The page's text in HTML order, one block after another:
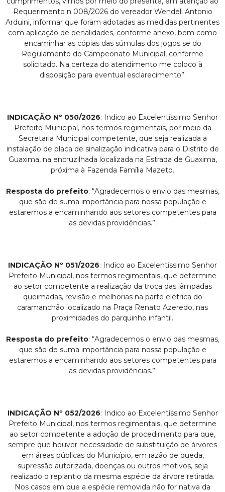
Requerimento n 008/2026 do vereador Wendell Antonio
Arduini, informar que foram adotadas as medidas pertinentes
com aplicação de penalidades, conforme anexo, bem como
encaminhar as cópias das súmulas dos jogos se do
Regulamento do Campeonato Municipal, conforme
solicitado. Na certeza do atendimento me coloco à
disposição para eventual esclarecimento”.
INDICAÇÃO Nº 050/2026: Indico ao Excelentíssimo Senhor
Prefeito Municipal, nos termos regimentais, por meio da
Secretaria Municipal competente, que seja realizada a
instalação de placa de sinalização indicativa para o Distrito de
Guaxima, na encruzilhada localizada na Estrada de Guaxima,
próxima à Fazenda Família Mazeto.
Resposta do prefeito: “Agradecemos o envio das mesmas,
que são de suma importância para nossa população e
estaremos a encaminhando aos setores competentes para
as devidas providências.”.
INDICAÇÃO Nº 051/2026: Indico ao Excelentíssimo Senhor
Prefeito Municipal, nos termos regimentais, que determine
ao setor competente a realização da troca das lâmpadas
queimadas, revisão e melhorias na parte elétrica do
caramanchão localizado na Praça Renato Azeredo, nas
proximidades do parquinho infantil.
Resposta do prefeito: “Agradecemos o envio das mesmas,
que são de suma importância para nossa população e
estaremos a encaminhando aos setores competentes para
as devidas providências.”.
INDICAÇÃO Nº 052/2026: Indico ao Excelentíssimo Senhor
Prefeito Municipal, nos termos regimentais, que determine
ao setor competente a adoção de procedimento para que,
sempre que houver necessidade de substituição de árvores
em áreas públicas do Município, em razão de queda,
supressão autorizada, doenças ou outros motivos, seja
realizado o replantio da mesma espécie da árvore retirada.
Nos casos em que a espécie removida não for nativa da